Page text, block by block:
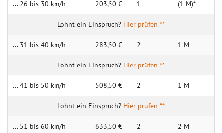
... 26 bis 30 km/h 203,50 € 1 (1 M)*
Hier prüfen **
... 31 bis 40 km/h 283,50 € 2 1 M
Hier prüfen **
... 41 bis 50 km/h 508,50 € 2 1 M
Hier prüfen **
... 51 bis 60 km/h 633,50 € 2 2 M